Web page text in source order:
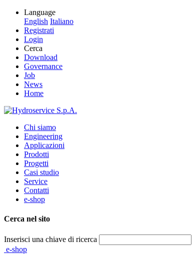
Language
English Italiano
Registrati
Login
Cerca
Download
Governance
Job
News
Home
Chi siamo
Engineering
Applicazioni
Prodotti
Progetti
Casi studio
Service
Contatti
e-shop
Cerca nel sito
Inserisci una chiave di ricerca
e-shop